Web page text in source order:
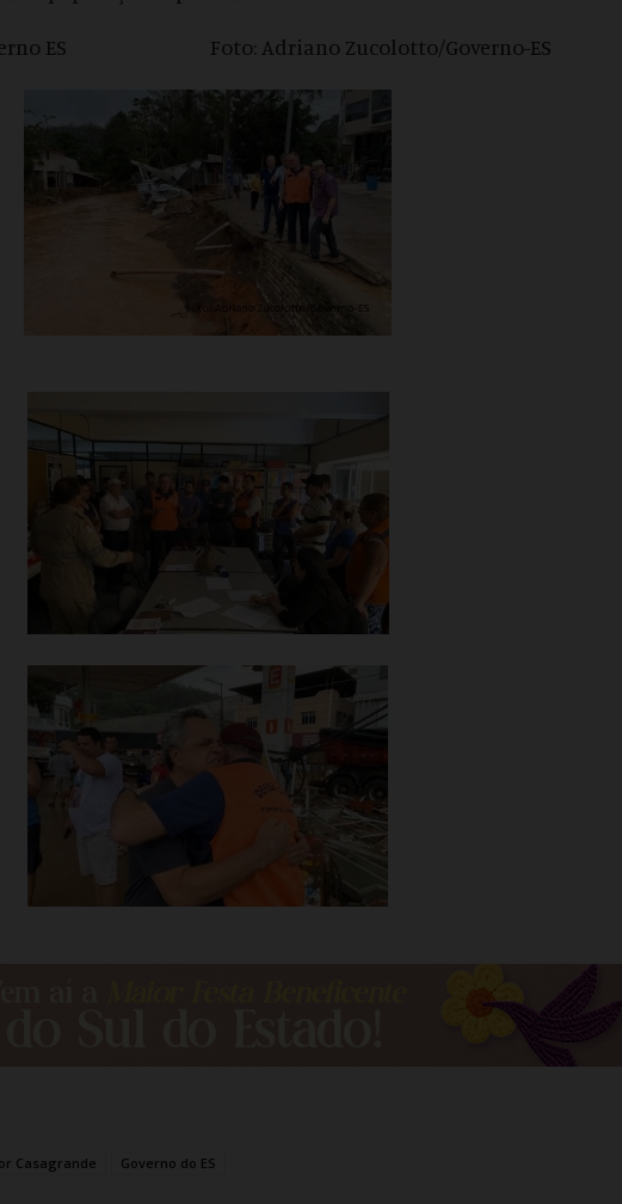
ES Foto: Adriano Zucolotto/Governo-ES
Casagrande Governo do ES